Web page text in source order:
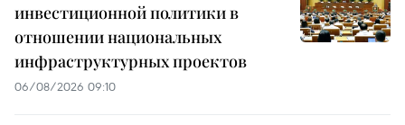
инвестиционной политики в
отношении национальных
инфраструктурных проектов
06/08/2026 09:10